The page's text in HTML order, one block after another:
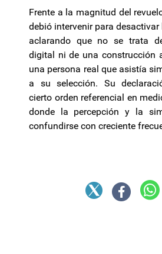
Frente a la magnitud del
debió intervenir para
aclarando que no se trata
digital ni de una construcción
una persona real que asistía
a su selección. Su
cierto orden referencial en
donde la percepción y la
confundirse con creciente